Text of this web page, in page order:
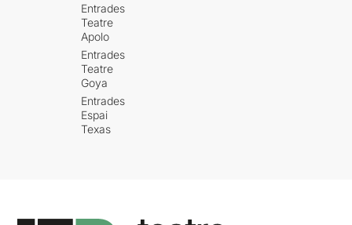
Entrades
Teatre
Apolo
Entrades
Teatre
Goya
Entrades
Espai
Texas